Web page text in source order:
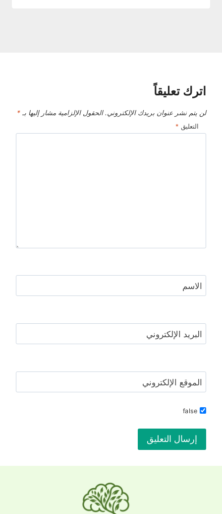
اترك تعليقاً
لن يتم نشر عنوان بريدك الإلكتروني. الحقول الإلزامية مشار إليها بـ *
التعليق *
الاسم
البريد الإلكتروني
الموقع الإلكتروني
false